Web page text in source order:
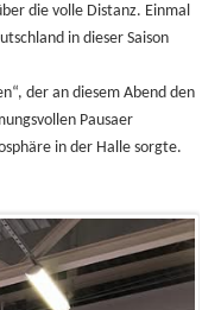
die volle Distanz. Einmal
in dieser Saison
der an diesem Abend den
Pausaer
in der Halle sorgte.